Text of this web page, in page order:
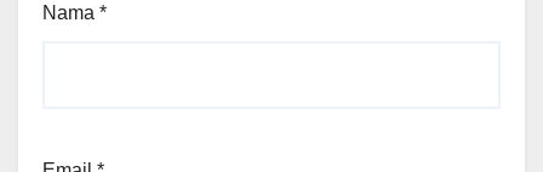
Nama *